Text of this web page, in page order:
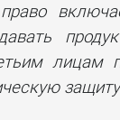
лицам